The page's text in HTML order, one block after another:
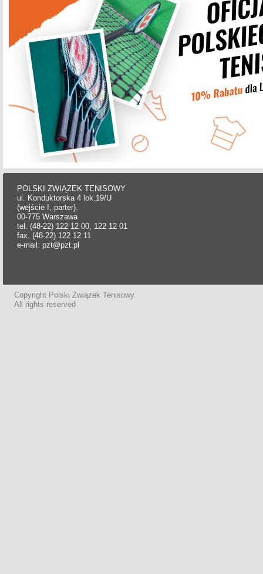
POLSKI ZWIĄZEK TENISOWY
ul. Konduktorska 4 lok.19/U
(wejście I, parter).
00-775 Warszawa
tel. (48-22) 122 12 00, 122 12 01
fax. (48-22) 122 12 11
e-mail: pzt@pzt.pl
Copyright Polski Związek Tenisowy.
All rights reserved